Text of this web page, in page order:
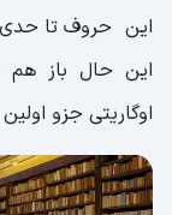
این حروف تا حدی
این حال باز هم
اوگاریتی جزو